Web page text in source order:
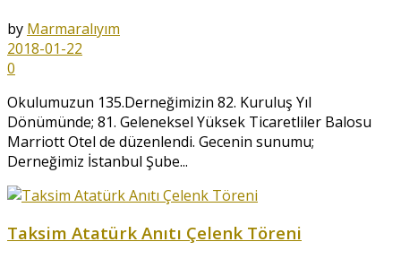
by Marmaralıyım
2018-01-22
0
Okulumuzun 135.Derneğimizin 82. Kuruluş Yıl
Dönümünde; 81. Geleneksel Yüksek Ticaretliler Balosu
Marriott Otel de düzenlendi. Gecenin sunumu;
Derneğimiz İstanbul Şube...
Taksim Atatürk Anıtı Çelenk Töreni